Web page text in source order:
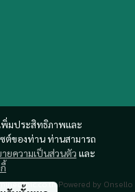
พิ่มประสิทธิภาพและ
ต์ของท่าน ท่านสามารถ
ยความเป็นส่วนตัว และ
Powered by Onsello